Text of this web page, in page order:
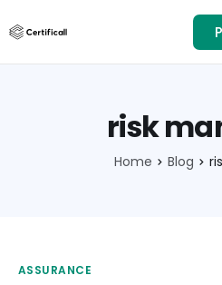
Usages
Téléchargez l’app
risk
Home Blog
ASSURANCE